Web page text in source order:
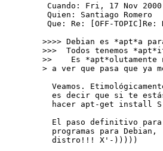
Cuando: Fri, 17 Nov
Quien: Santiago Romero
Que: Re: [OFF-
>>>> Debian es *apt*a
>>>  Todos tenemos
>>    Es
> a ver que pasa que ya
Veamos.
es decir que si te
hacer apt-get install
El paso definitivo
programas para Debian,
  distro!!! X'-)))))